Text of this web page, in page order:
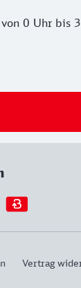
0 Uhr bis
Vertrag